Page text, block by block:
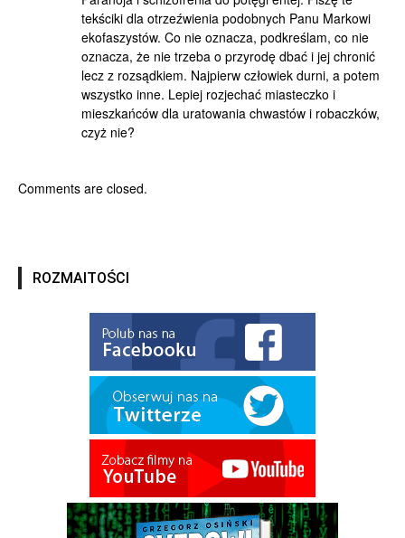
tekściki dla otrzeźwienia podobnych Panu Markowi
ekofaszystów. Co nie oznacza, podkreślam, co nie
oznacza, że nie trzeba o przyrodę dbać i jej chronić
lecz z rozsądkiem. Najpierw człowiek durni, a potem
wszystko inne. Lepiej rozjechać miasteczko i
mieszkańców dla uratowania chwastów i robaczków,
czyż nie?
Comments are closed.
ROZMAITOŚCI